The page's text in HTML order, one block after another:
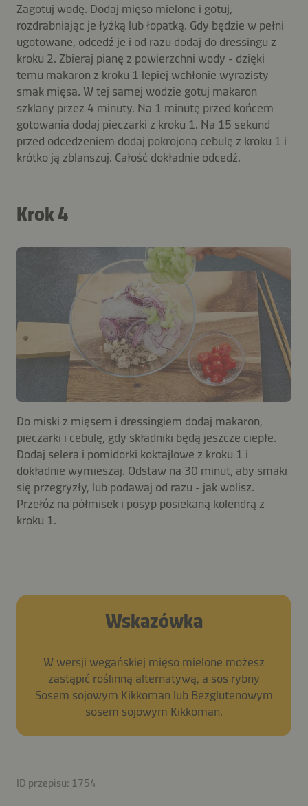
Zagotuj wodę. Dodaj mięso mielone i gotuj,
rozdrabniając je łyżką lub łopatką. Gdy będzie w pełni
ugotowane, odcedź je i od razu dodaj do dressingu z
kroku 2. Zbieraj pianę z powierzchni wody - dzięki
temu makaron z kroku 1 lepiej wchłonie wyrazisty
smak mięsa. W tej samej wodzie gotuj makaron
szklany przez 4 minuty. Na 1 minutę przed końcem
gotowania dodaj pieczarki z kroku 1. Na 15 sekund
przed odcedzeniem dodaj pokrojoną cebulę z kroku 1 i
krótko ją zblanszuj. Całość dokładnie odcedź.
Krok 4
Do miski z mięsem i dressingiem dodaj makaron,
pieczarki i cebulę, gdy składniki będą jeszcze ciepłe.
Dodaj selera i pomidorki koktajlowe z kroku 1 i
dokładnie wymieszaj. Odstaw na 30 minut, aby smaki
się przegryzły, lub podawaj od razu - jak wolisz.
Przełóż na półmisek i posyp posiekaną kolendrą z
kroku 1.
Wskazówka
W wersji wegańskiej mięso mielone możesz
zastąpić roślinną alternatywą, a sos rybny
Sosem sojowym Kikkoman lub Bezglutenowym
sosem sojowym Kikkoman.
ID przepisu: 1754